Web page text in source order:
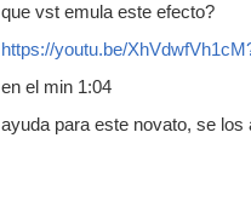
que vst emula este efecto?
https://youtu.be/
en el min 1:04
ayuda para este novato, se